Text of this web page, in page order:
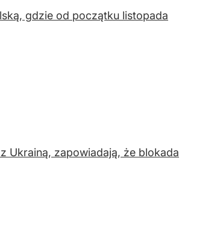
gdzie od początku listopada
Ukrainą, zapowiadają, że blokada